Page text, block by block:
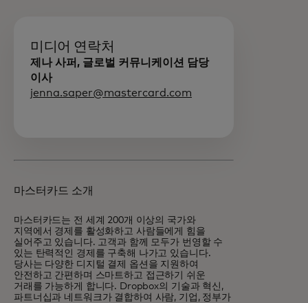
미디어 연락처
제나 사퍼, 글로벌 커뮤니케이션 담당
이사
jenna.saper@mastercard.com
마스터카드 소개
마스터카드는 전 세계 200개 이상의 국가와
지역에서 경제를 활성화하고 사람들에게 힘을
실어주고 있습니다. 고객과 함께 모두가 번영할 수
있는 탄력적인 경제를 구축해 나가고 있습니다.
당사는 다양한 디지털 결제 옵션을 지원하여
안전하고 간편하며 스마트하고 접근하기 쉬운
거래를 가능하게 합니다. Dropbox의 기술과 혁신,
파트너십과 네트워크가 결합하여 사람, 기업, 정부가